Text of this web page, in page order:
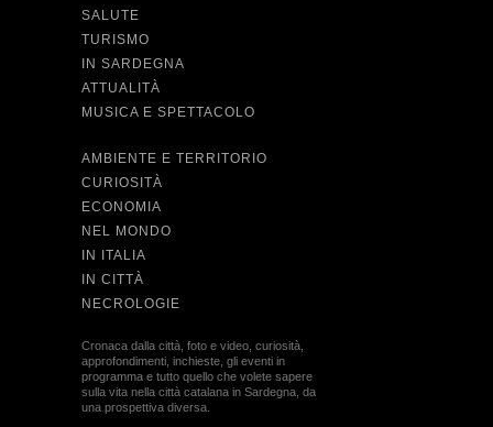
SALUTE
TURISMO
IN SARDEGNA
ATTUALITÀ
MUSICA E SPETTACOLO
AMBIENTE E TERRITORIO
CURIOSITÀ
ECONOMIA
NEL MONDO
IN ITALIA
IN CITTÀ
NECROLOGIE
Cronaca dalla città, foto e video, curiosità,
approfondimenti, inchieste, gli eventi in
programma e tutto quello che volete sapere
sulla vita nella città catalana in Sardegna, da
una prospettiva diversa.